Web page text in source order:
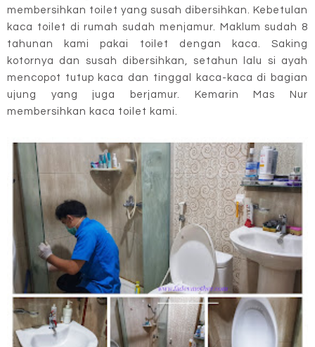
membersihkan toilet yang susah dibersihkan. Kebetulan
kaca toilet di rumah sudah menjamur. Maklum sudah 8
tahunan kami pakai toilet dengan kaca. Saking
kotornya dan susah dibersihkan, setahun lalu si ayah
mencopot tutup kaca dan tinggal kaca-kaca di bagian
ujung yang juga berjamur. Kemarin Mas Nur
membersihkan kaca toilet kami.